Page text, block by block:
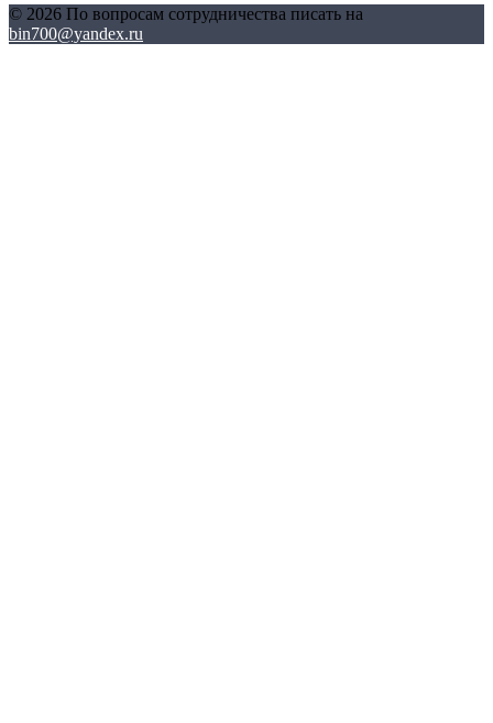
© 2026 По вопросам сотрудничества писать на
bin700@yandex.ru